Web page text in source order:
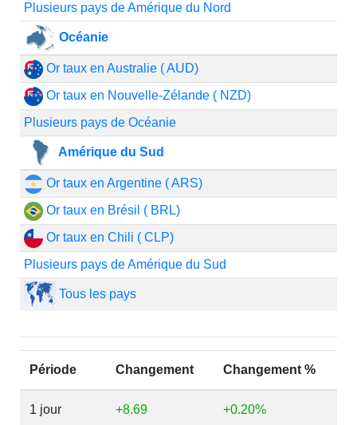
Plusieurs pays de Amérique du Nord
Océanie
Or taux en Australie ( AUD)
Or taux en Nouvelle-Zélande ( NZD)
Plusieurs pays de Océanie
Amérique du Sud
Or taux en Argentine ( ARS)
Or taux en Brésil ( BRL)
Or taux en Chili ( CLP)
Plusieurs pays de Amérique du Sud
Tous les pays
Période Changement Changement %
1 jour +8.69 +0.20%